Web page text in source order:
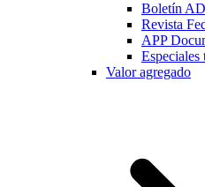
Boletín
Revista
APP
Especiales
Valor agregado